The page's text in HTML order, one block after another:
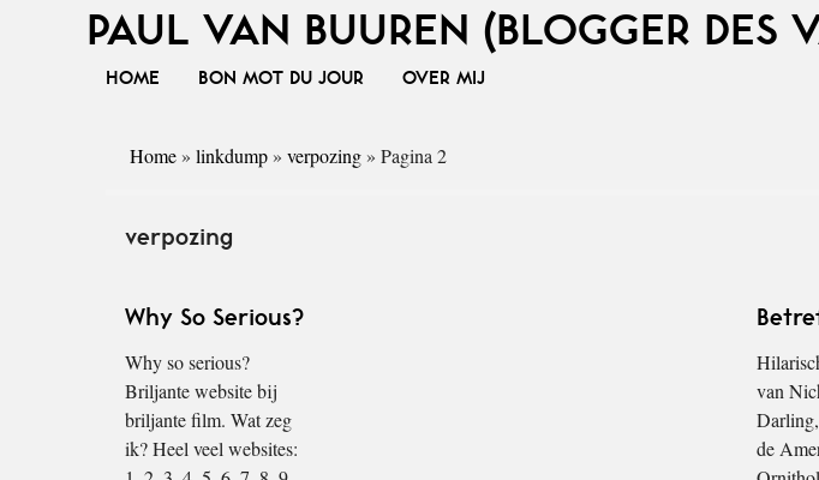
PAUL VAN BUUREN (BLOGGER DES
HOME BON MOT DU JOUR OVER MIJ
Home » linkdump » verpozing » Pagina 2
verpozing
Why So Serious?
Why so serious?
Briljante website bij
briljante film. Wat zeg
ik? Heel veel websites:
van
de